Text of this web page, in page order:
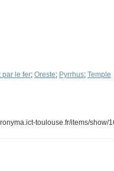
par le fer; Oreste; Pyrrhus; Temple
toulouse.fr/items/show/